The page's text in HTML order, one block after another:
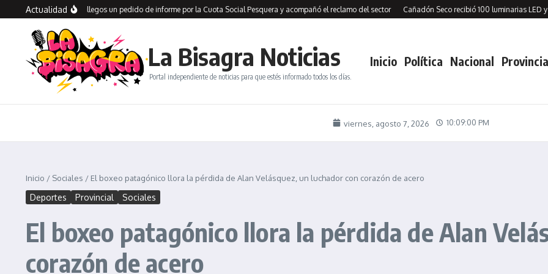
Saltar al contenido
Actualidad
presentó en Río Gallegos un pedido de informe por la Cuota Social Pesquera y acompañó el reclamo del sector Cañadón Seco recibió 100 luminarias LED y
La Bisagra Noticias
Portal independiente de noticias para que estés informado todos los días.
Inicio Política Nacional
viernes, agosto 7, 2026 10:09:01 PM
Inicio / Sociales / El boxeo patagónico llora la pérdida de Alan Velásquez, un luchador con corazón de acero
Deportes Provincial Sociales
El boxeo patagónico llora la pérdida de Alan
corazón de acero